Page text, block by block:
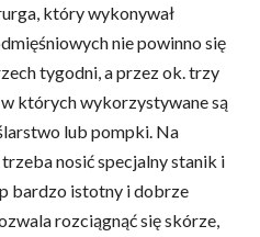
który wykonywał
nie powinno się
tygodni, a przez ok. trzy
których wykorzystywane są
lub pompki. Na
nosić specjalny stanik i
bardzo istotny i dobrze
rozciągnąć się skórze,